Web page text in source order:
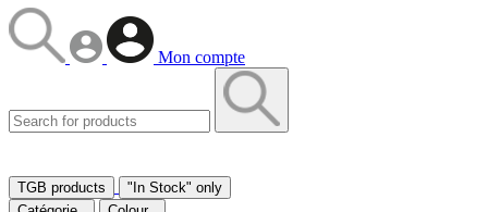
Mon compte
TGB products
"In Stock" only